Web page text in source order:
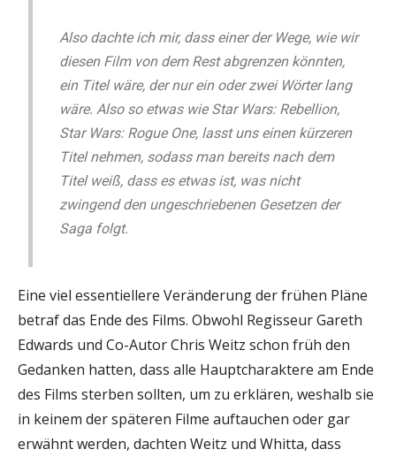
Also dachte ich mir, dass einer der Wege, wie wir
diesen Film von dem Rest abgrenzen könnten,
ein Titel wäre, der nur ein oder zwei Wörter lang
wäre. Also so etwas wie Star Wars: Rebellion,
Star Wars: Rogue One, lasst uns einen kürzeren
Titel nehmen, sodass man bereits nach dem
Titel weiß, dass es etwas ist, was nicht
zwingend den ungeschriebenen Gesetzen der
Saga folgt.
Eine viel essentiellere Veränderung der frühen Pläne
betraf das Ende des Films. Obwohl Regisseur Gareth
Edwards und Co-Autor Chris Weitz schon früh den
Gedanken hatten, dass alle Hauptcharaktere am Ende
des Films sterben sollten, um zu erklären, weshalb sie
in keinem der späteren Filme auftauchen oder gar
erwähnt werden, dachten Weitz und Whitta, dass